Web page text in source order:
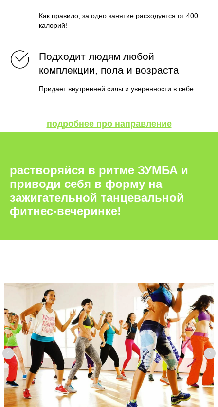
Как правило, за одно занятие расходуется от 400
калорий!
Подходит людям любой
комплекции, пола и возраста
Придает внутренней силы и уверенности в себе
подробнее про направление
растворяйся в ритме ЗУМБА и
приводи себя в форму на
зажигательной танцевальной
фитнес-вечеринке!